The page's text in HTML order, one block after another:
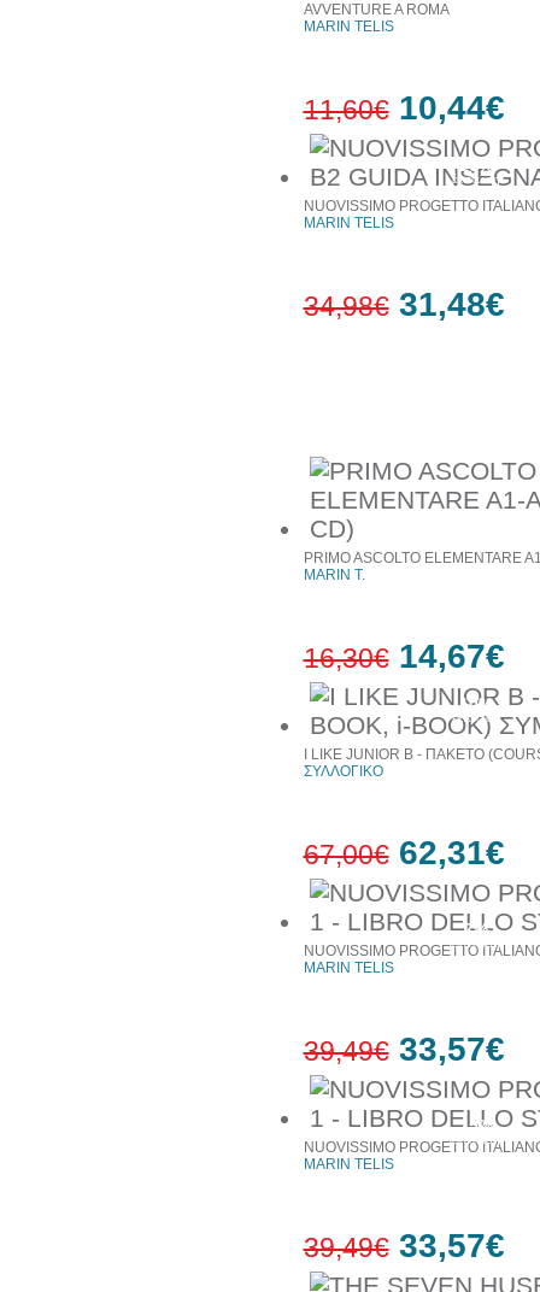
10%
έκπτωση
AVVENTURE A ROMA
MARIN TELIS
11,60€ 10,44€
NUOVISSIMO PROGETTO
MARIN TELIS
34,98€ 31,48€
10%
έκπτωση
PRIMO ASCOLTO ELEMENTARE
MARIN T.
16,30€ 14,67€
7%
έκπτωση
I LIKE JUNIOR B - ΠΑΚΕΤΟ
ΣΥΛΛΟΓΙΚΟ
67,00€ 62,31€
15%
έκπτωση
NUOVISSIMO PROGETTO
MARIN TELIS
39,49€ 33,57€
NUOVISSIMO PROGETTO
MARIN TELIS
39,49€ 33,57€